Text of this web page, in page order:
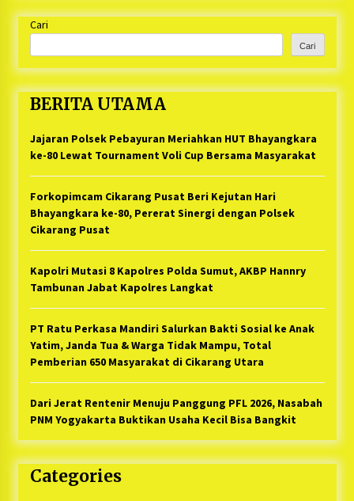
Cari
Cari
BERITA UTAMA
Jajaran Polsek Pebayuran Meriahkan HUT Bhayangkara
ke-80 Lewat Tournament Voli Cup Bersama Masyarakat
Forkopimcam Cikarang Pusat Beri Kejutan Hari
Bhayangkara ke-80, Pererat Sinergi dengan Polsek
Cikarang Pusat
Kapolri Mutasi 8 Kapolres Polda Sumut, AKBP Hannry
Tambunan Jabat Kapolres Langkat
PT Ratu Perkasa Mandiri Salurkan Bakti Sosial ke Anak
Yatim, Janda Tua & Warga Tidak Mampu, Total
Pemberian 650 Masyarakat di Cikarang Utara
Dari Jerat Rentenir Menuju Panggung PFL 2026, Nasabah
PNM Yogyakarta Buktikan Usaha Kecil Bisa Bangkit
Categories